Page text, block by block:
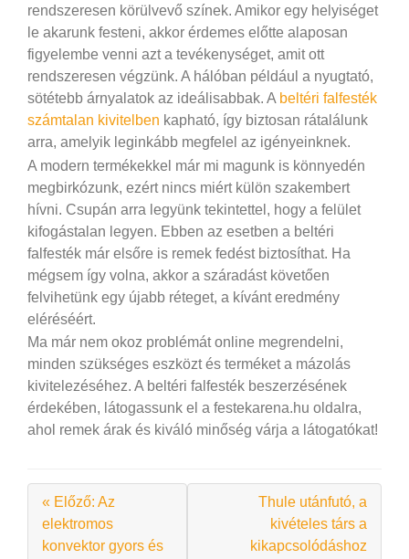
rendszeresen körülvevő színek. Amikor egy helyiséget
le akarunk festeni, akkor érdemes előtte alaposan
figyelembe venni azt a tevékenységet, amit ott
rendszeresen végzünk. A hálóban például a nyugtató,
sötétebb árnyalatok az ideálisabbak. A beltéri falfesték
számtalan kivitelben kapható, így biztosan rátalálunk
arra, amelyik leginkább megfelel az igényeinknek.
A modern termékekkel már mi magunk is könnyedén
megbirkózunk, ezért nincs miért külön szakembert
hívni. Csupán arra legyünk tekintettel, hogy a felület
kifogástalan legyen. Ebben az esetben a beltéri
falfesték már elsőre is remek fedést biztosíthat. Ha
mégsem így volna, akkor a száradást követően
felvihetünk egy újabb réteget, a kívánt eredmény
eléréséért.
Ma már nem okoz problémát online megrendelni,
minden szükséges eszközt és terméket a mázolás
kivitelezéséhez. A beltéri falfesték beszerzésének
érdekében, látogassunk el a festekarena.hu oldalra,
ahol remek árak és kiváló minőség várja a látogatókat!
« Előző: Az
elektromos
konvektor gyors és
Thule utánfutó, a
kivételes társ a
kikapcsolódáshoz